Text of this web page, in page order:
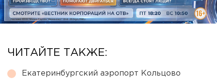
ЧИТАЙТЕ ТАКЖЕ:
Екатеринбургский аэропорт Кольцово